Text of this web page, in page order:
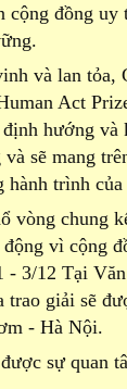
cộng đồng
và lan tỏa,
Act
hướng và
và sẽ mang
hành trình của
vòng chung
vì cộng
- 3/12 Tại
trao giải sẽ
- Hà Nội.
sự quan